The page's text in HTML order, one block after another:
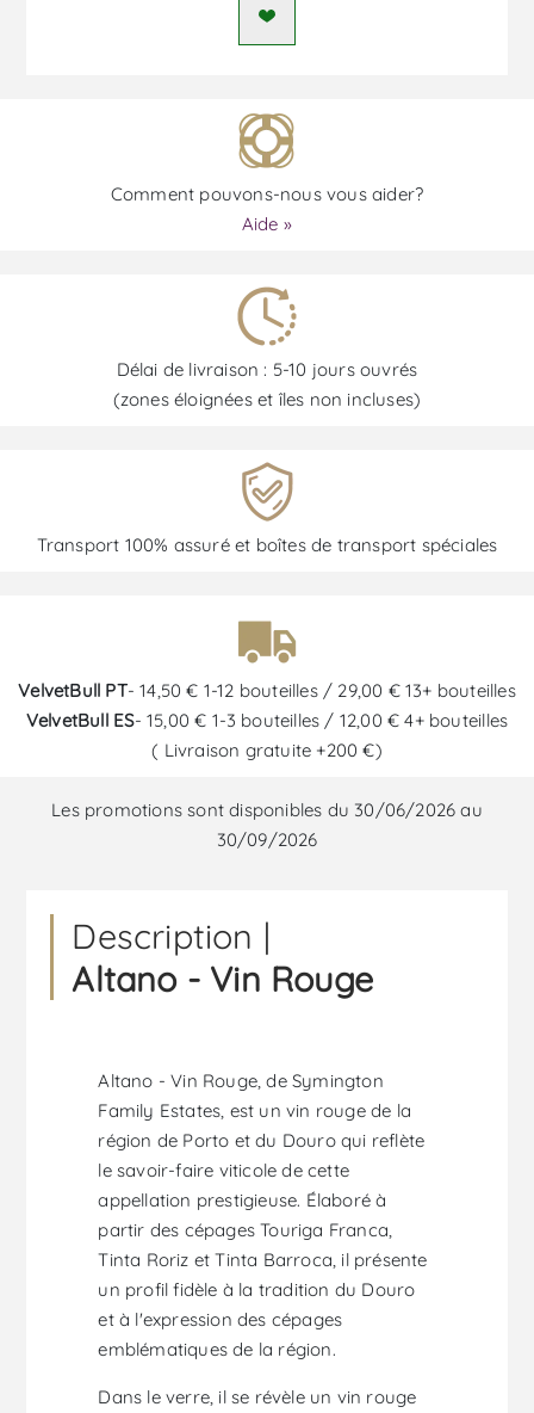
Comment pouvons-nous vous aider?
Aide »
Délai de livraison : 5-10 jours ouvrés
(zones éloignées et îles non incluses)
Transport 100% assuré et boîtes de transport spéciales
VelvetBull PT- 14,50 € 1-12 bouteilles / 29,00 € 13+ bouteilles
VelvetBull ES- 15,00 € 1-3 bouteilles / 12,00 € 4+ bouteilles
( Livraison gratuite +200 €)
Les promotions sont disponibles du 30/06/2026 au
30/09/2026
Description |
Altano - Vin Rouge
Altano - Vin Rouge, de Symington
Family Estates, est un vin rouge de la
région de Porto et du Douro qui reflète
le savoir-faire viticole de cette
appellation prestigieuse. Élaboré à
partir des cépages Touriga Franca,
Tinta Roriz et Tinta Barroca, il présente
un profil fidèle à la tradition du Douro
et à l'expression des cépages
emblématiques de la région.
Dans le verre, il se révèle un vin rouge